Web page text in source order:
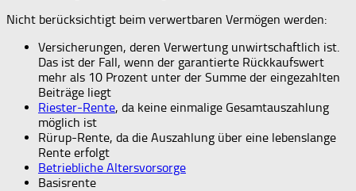
Nicht berücksichtigt beim verwertbaren Vermögen werden:
Versicherungen, deren Verwertung unwirtschaftlich ist.
Das ist der Fall, wenn der garantierte Rückkaufswert
mehr als 10 Prozent unter der Summe der eingezahlten
Beiträge liegt
Riester-Rente, da keine einmalige Gesamtauszahlung
möglich ist
Rürup-Rente, da die Auszahlung über eine lebenslange
Rente erfolgt
Betriebliche Altersvorsorge
Basisrente